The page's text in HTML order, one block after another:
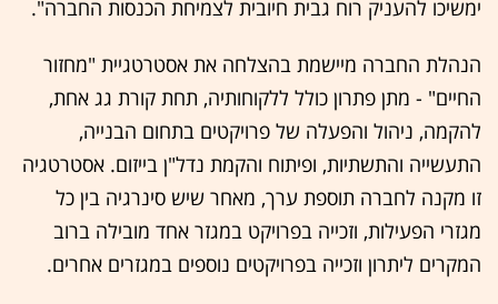
ימשיכו להעניק רוח גבית חיובית לצמיחת הכנסות החברה".
הנהלת החברה מיישמת בהצלחה את אסטרטגיית "מחזור
החיים" - מתן פתרון כולל ללקוחותיה, תחת קורת גג אחת,
להקמה, ניהול והפעלה של פרויקטים בתחום הבנייה,
התעשייה והתשתיות, ופיתוח והקמת נדל"ן בייזום. אסטרטגיה
זו מקנה לחברה תוספת ערך, מאחר שיש סינרגיה בין כל
מגזרי הפעילות, וזכייה בפרויקט במגזר אחד מובילה ברוב
המקרים ליתרון וזכייה בפרויקטים נוספים במגזרים אחרים.